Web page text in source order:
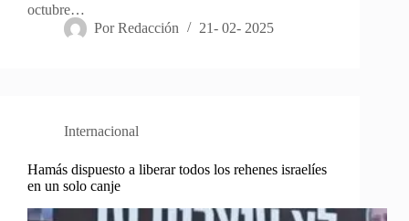
octubre…
Por Redacción 21- 02- 2025
Internacional
Hamás dispuesto a liberar todos los rehenes israelíes
en un solo canje